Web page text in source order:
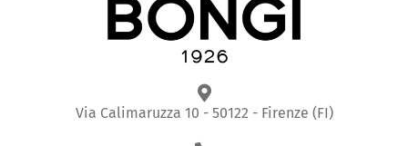
Via Calimaruzza 10 - 50122 - Firenze (FI)